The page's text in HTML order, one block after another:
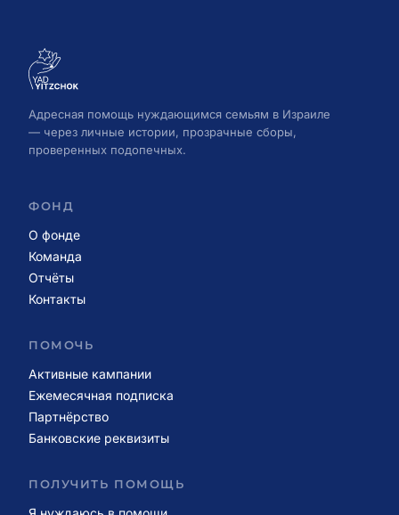
Адресная помощь нуждающимся семьям в Израиле
— через личные истории, прозрачные сборы,
проверенных подопечных.
ФОНД
О фонде
Команда
Отчёты
Контакты
ПОМОЧЬ
Активные кампании
Ежемесячная подписка
Партнёрство
Банковские реквизиты
ПОЛУЧИТЬ ПОМОЩЬ